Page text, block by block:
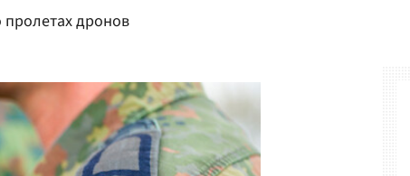
пролетах дронов